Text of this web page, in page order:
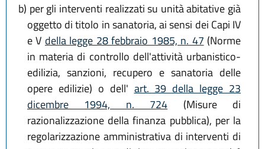
b) per gli interventi realizzati su unità abitative già
oggetto di titolo in sanatoria, ai sensi dei Capi IV
e V della legge 28 febbraio 1985, n. 47 (Norme
in materia di controllo dell'attività urbanistico-
edilizia, sanzioni, recupero e sanatoria delle
opere edilizie) o dell' art. 39 della legge 23
dicembre 1994, n. 724 (Misure di
razionalizzazione della finanza pubblica), per la
regolarizzazione amministrativa di interventi di